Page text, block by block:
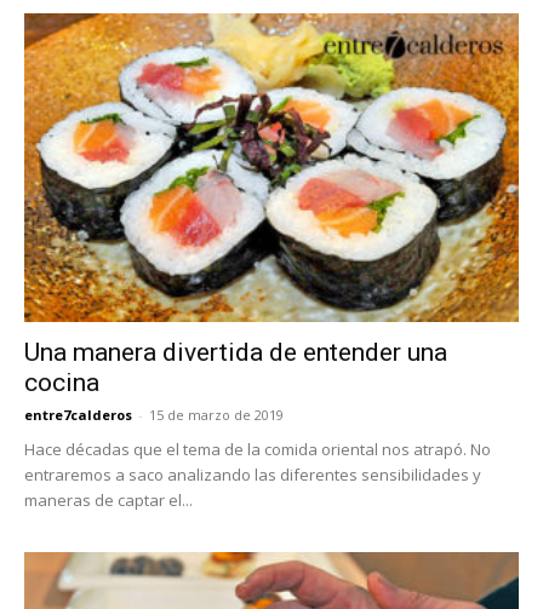
Una manera divertida de entender una
cocina
entre7calderos - 15 de marzo de 2019
Hace décadas que el tema de la comida oriental nos atrapó. No
entraremos a saco analizando las diferentes sensibilidades y
maneras de captar el...